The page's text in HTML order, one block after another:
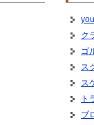
ク
ゴ
ス
ス
ト
ブ